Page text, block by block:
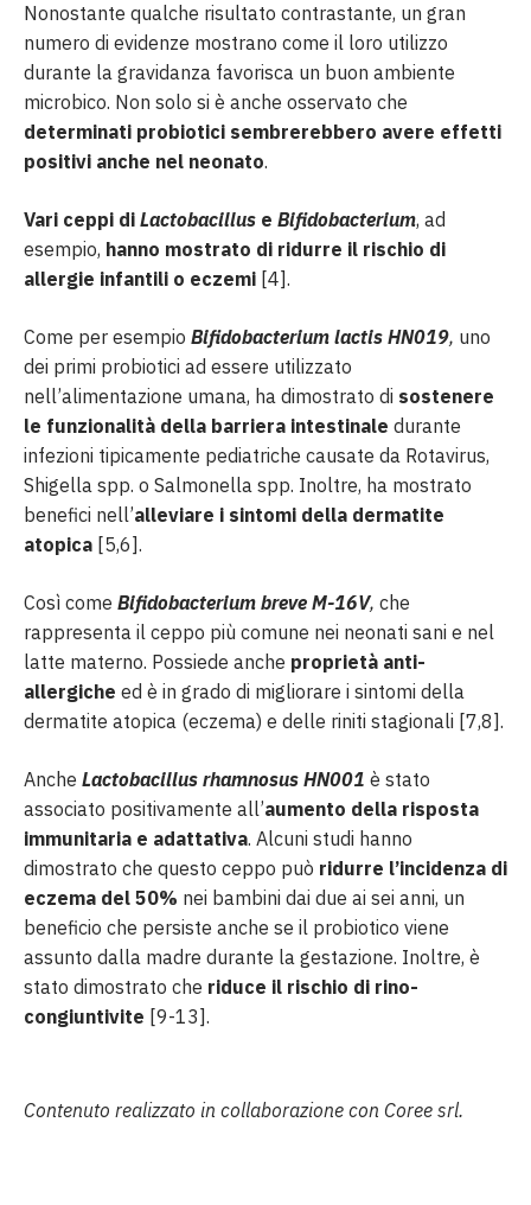
Nonostante qualche risultato contrastante, un gran
numero di evidenze mostrano come il loro utilizzo
durante la gravidanza favorisca un buon ambiente
microbico. Non solo si è anche osservato che
determinati probiotici sembrerebbero avere effetti
positivi anche nel neonato.
Vari ceppi di Lactobacillus e Bifidobacterium, ad
esempio, hanno mostrato di ridurre il rischio di
allergie infantili o eczemi [4].
Come per esempio Bifidobacterium lactis HN019, uno
dei primi probiotici ad essere utilizzato
nell’alimentazione umana, ha dimostrato di sostenere
le funzionalità della barriera intestinale durante
infezioni tipicamente pediatriche causate da Rotavirus,
Shigella spp. o Salmonella spp. Inoltre, ha mostrato
benefici nell’alleviare i sintomi della dermatite
atopica [5,6].
Così come Bifidobacterium breve M-16V, che
rappresenta il ceppo più comune nei neonati sani e nel
latte materno. Possiede anche proprietà anti-
allergiche ed è in grado di migliorare i sintomi della
dermatite atopica (eczema) e delle riniti stagionali [7,8].
Anche Lactobacillus rhamnosus HN001 è stato
associato positivamente all’aumento della risposta
immunitaria e adattativa. Alcuni studi hanno
dimostrato che questo ceppo può ridurre l’incidenza di
eczema del 50% nei bambini dai due ai sei anni, un
beneficio che persiste anche se il probiotico viene
assunto dalla madre durante la gestazione. Inoltre, è
stato dimostrato che riduce il rischio di rino-
congiuntivite [9-13].
Contenuto realizzato in collaborazione con Coree srl.